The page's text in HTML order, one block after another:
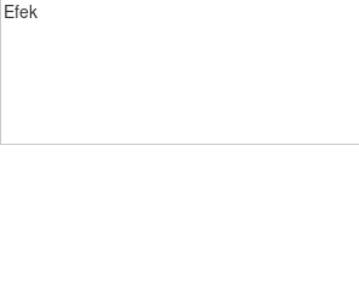
Efek